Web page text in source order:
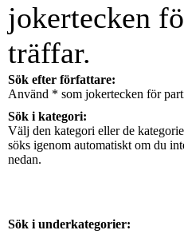
jokertecken
träffar.
Sök efter författare:
Använd * som jokertecken för
Sök i kategori:
Välj den kategori eller de
söks igenom automatiskt om du
nedan.
Sök i underkategorier: